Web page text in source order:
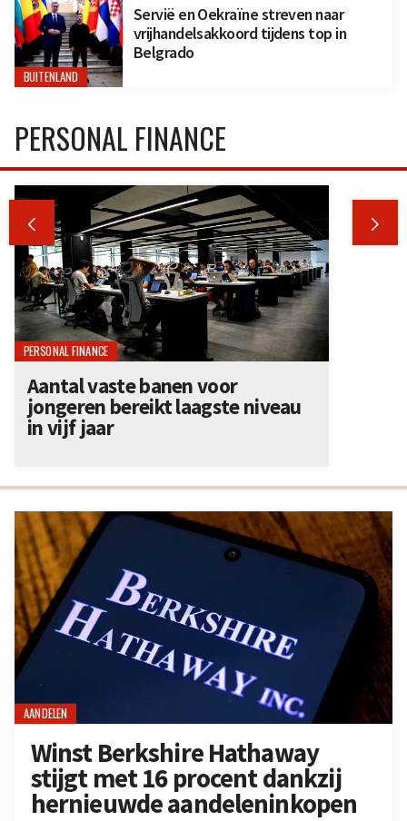
BUITENLAND
Servië en Oekraïne streven naar
vrijhandelsakkoord tijdens top in
Belgrado
AANDELEN
Winst Berkshire Hathaway
stijgt met 16 procent dankzij
hernieuwde aandeleninkopen
PERSONAL FINANCE
 
PERSONAL FINANCE
Aantal vaste banen voor
jongeren bereikt laagste niveau
in vijf jaar